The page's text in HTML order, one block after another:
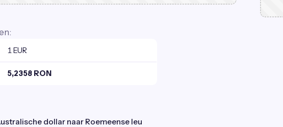
1 EUR
5,2358 RON
dollar naar Roemeense leu